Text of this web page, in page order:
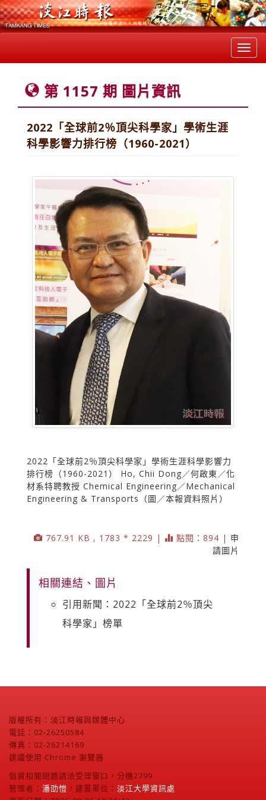
第 1157 期 圖片資訊
2022「全球前2％頂尖科學家」學術生涯
科學影響力排行榜（1960-2021）
2022「全球前2％頂尖科學家」學術生涯科學影響力
排行榜（1960-2021） Ho, Chii Dong／何啟東／化
材系特聘教授 Chemical Engineering／Mechanical
Engineering & Transports（圖／本報資料照片）
767.91 KB , 1783 * 2229 | 點閱：894 | 申
請圖片
相關連結、圖片
引用新聞：2022「全球前2％頂尖
科學家」榜單
版權所有：淡江時報與媒體中心
電話：02-26250584
傳真：02-26214169
建議使用 Chrome 瀏覽器
個資相關問題請洽受理窗口，分機2799
管理者： 潘劭愷 / 建置單位： 淡江大學資訊處